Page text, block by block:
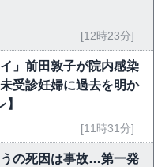
[12時23分]
」前田敦子が院内感染
受診妊婦に過去を明か
[11時31分]
うの死因は事故…第一発